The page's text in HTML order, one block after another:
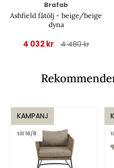
Brafab
Ashfield fåtölj - beige/beige
dyna
4 032 kr 4 480 kr
KAMPANJ
till 16/8